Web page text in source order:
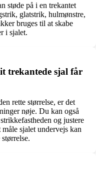
støde på i en trekantet
glatstrik, hulmønstre,
bruges til at skabe
i sjalet.
trekantede sjal får
rette størrelse, er det
nøje. Du kan også
og justere
sjalet undervejs kan